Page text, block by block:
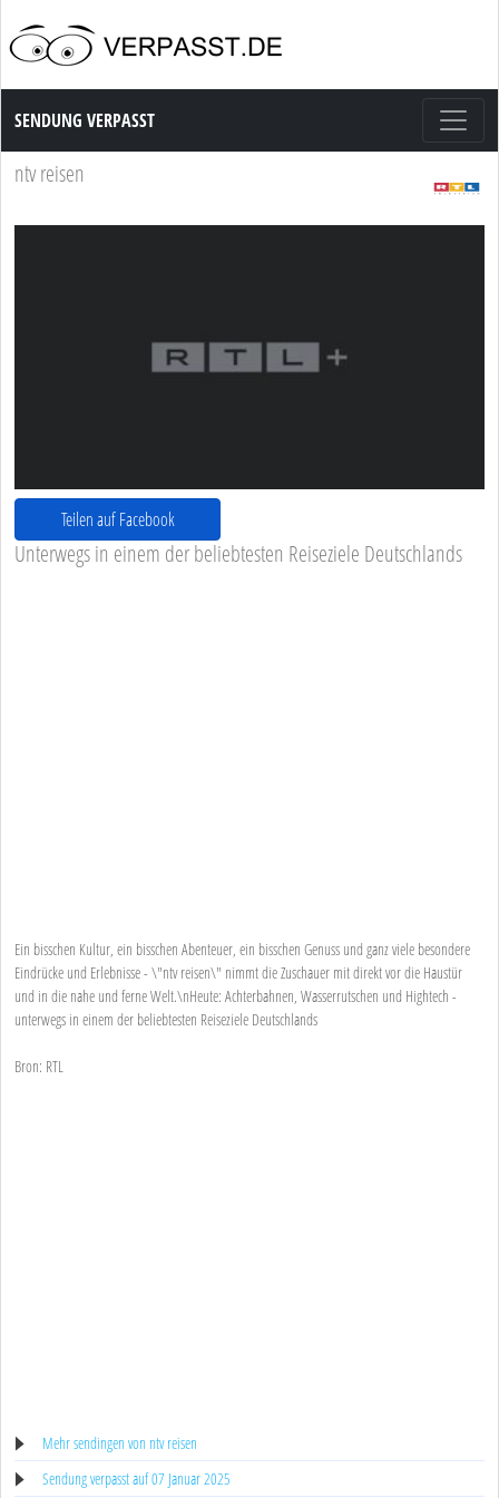
Sendung Verpasst
SENDUNG VERPASST
ntv reisen
Teilen auf Facebook
Unterwegs in einem der beliebtesten Reiseziele Deutschlands
Ein bisschen Kultur, ein bisschen Abenteuer, ein bisschen Genuss und ganz viele besondere
Eindrücke und Erlebnisse - \"ntv reisen\" nimmt die Zuschauer mit direkt vor die Haustür
und in die nahe und ferne Welt.\nHeute: Achterbahnen, Wasserrutschen und Hightech -
unterwegs in einem der beliebtesten Reiseziele Deutschlands
Bron: RTL
Mehr sendingen von ntv reisen
Sendung verpasst auf 07 Januar 2025